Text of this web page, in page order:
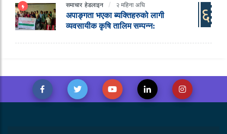
समाचार हेडलाइन २ महिना अघि
अपाङ्गता भएका ब्यक्तिहरुको लागी
व्यवसायीक कृषि तालिम सम्पन्न:
६